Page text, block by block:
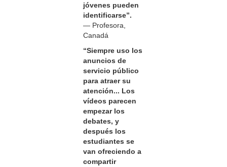
jóvenes pueden
identificarse”.
— Profesora,
Canadá
“Siempre uso los
anuncios de
servicio público
para atraer su
atención... Los
vídeos parecen
empezar los
debates, y
después los
estudiantes se
van ofreciendo a
compartir